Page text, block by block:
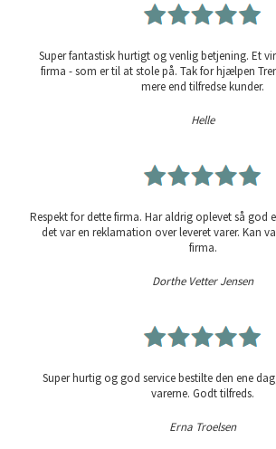
Super fantastisk hurtigt og venlig betjening. Et
firma - som er til at stole på. Tak for hjælpen
mere end tilfredse kunder.
Helle
Respekt for dette firma. Har aldrig oplevet så god
det var en reklamation over leveret varer. Kan
firma.
Dorthe Vetter Jensen
Super hurtig og god service bestilte den ene
varerne. Godt tilfreds.
Erna Troelsen